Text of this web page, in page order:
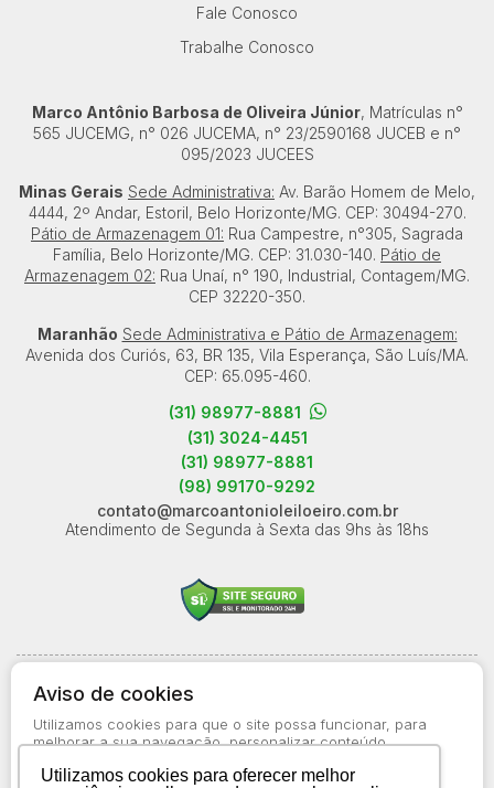
Utilizamos cookies para oferecer melhor
Fale Conosco
Trabalhe Conosco
Marco Antônio Barbosa de Oliveira Júnior, Matrículas n°
565 JUCEMG, n° 026 JUCEMA, n° 23/2590168 JUCEB e n°
095/2023 JUCEES
Minas Gerais Sede Administrativa: Av. Barão Homem de Melo,
4444, 2º Andar, Estoril, Belo Horizonte/MG. CEP: 30494-270.
Pátio de Armazenagem 01: Rua Campestre, n°305, Sagrada
Família, Belo Horizonte/MG. CEP: 31.030-140. Pátio de
Armazenagem 02: Rua Unaí, n° 190, Industrial, Contagem/MG.
CEP 32220-350.
Maranhão Sede Administrativa e Pátio de Armazenagem:
Avenida dos Curiós, 63, BR 135, Vila Esperança, São Luís/MA.
CEP: 65.095-460.
(31) 98977-8881
(31) 3024-4451
(31) 98977-8881
(98) 99170-9292
contato@marcoantonioleiloeiro.com.br
Atendimento de Segunda à Sexta das 9hs às 18hs
Aviso de Cookies
Termos de Uso
Aviso de cookies
Utilizamos cookies para que o site possa funcionar, para
melhorar a sua navegação, personalizar conteúdo
estatísticas sobre o uso do site. Saiba mais no